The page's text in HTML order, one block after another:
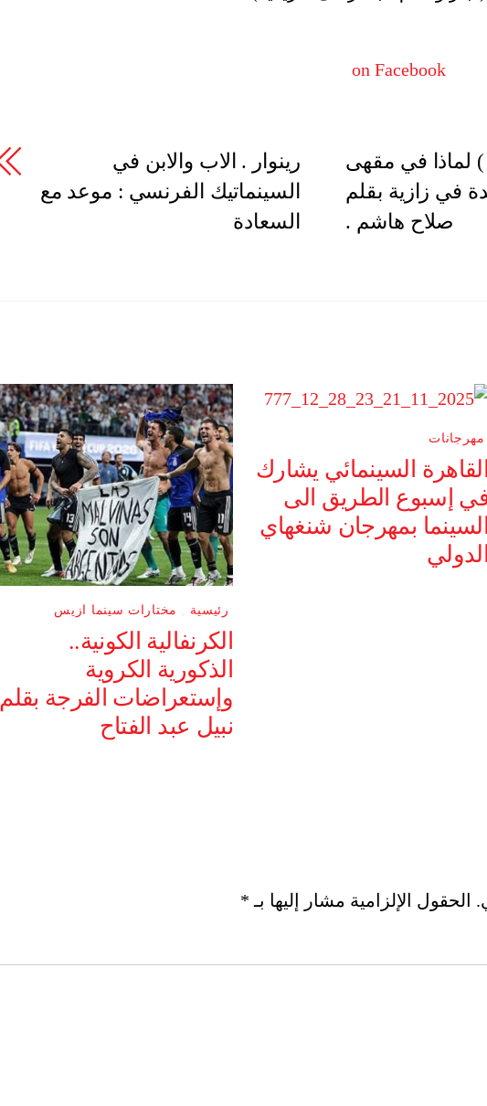
on Facebook
رينوار . الاب والابن في
السينماتيك الفرنسي : موعد مع
السعادة
) لماذا في مقهى
في زازية بقلم
صلاح هاشم .
رئيسية مختارات سينما ازيس
الكرنفالية الكونية..
الذكورية الكروية
وإستعراضات الفرجة بقلم
نبيل عبد الفتاح
مهرجانات
القاهرة السينمائي يشارك
إسبوع الطريق الى
السينما بمهرجان شنغهاي
الدولي
الحقول الإلزامية مشار إليها بـ *